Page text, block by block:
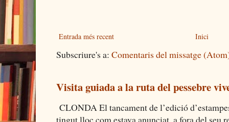
Entrada més recent Inici
Subscriure's a: Comentaris del missatge
Visita guiada a la ruta del pessebre
CLONDA El tancament de l’edició